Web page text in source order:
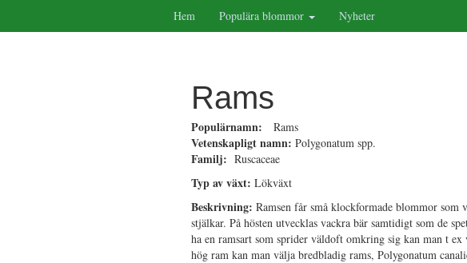
Hem Populära blommor Nyheter
Rams
Populärnamn: Rams
Vetenskapligt namn: Polygonatum spp.
Familj: Ruscaceae
Typ av växt: Lökväxt
Beskrivning: Ramsen får små klockformade blommor
stjälkar. På hösten utvecklas vackra bär samtidigt som de
ha en ramsart som sprider väldoft omkring sig kan man t
hög ram kan man välja bredbladig rams, Polygonatum